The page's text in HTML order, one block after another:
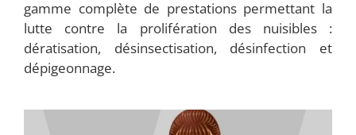
gamme complète de prestations permettant la
lutte contre la prolifération des nuisibles :
dératisation, désinsectisation, désinfection et
dépigeonnage.